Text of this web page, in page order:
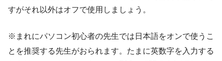
すがそれ以外はオフで使用しましょう。
※まれにパソコン初心者の先生では日本語をオンで使うこ
とを推奨する先生がおられます。たまに英数字を入力する